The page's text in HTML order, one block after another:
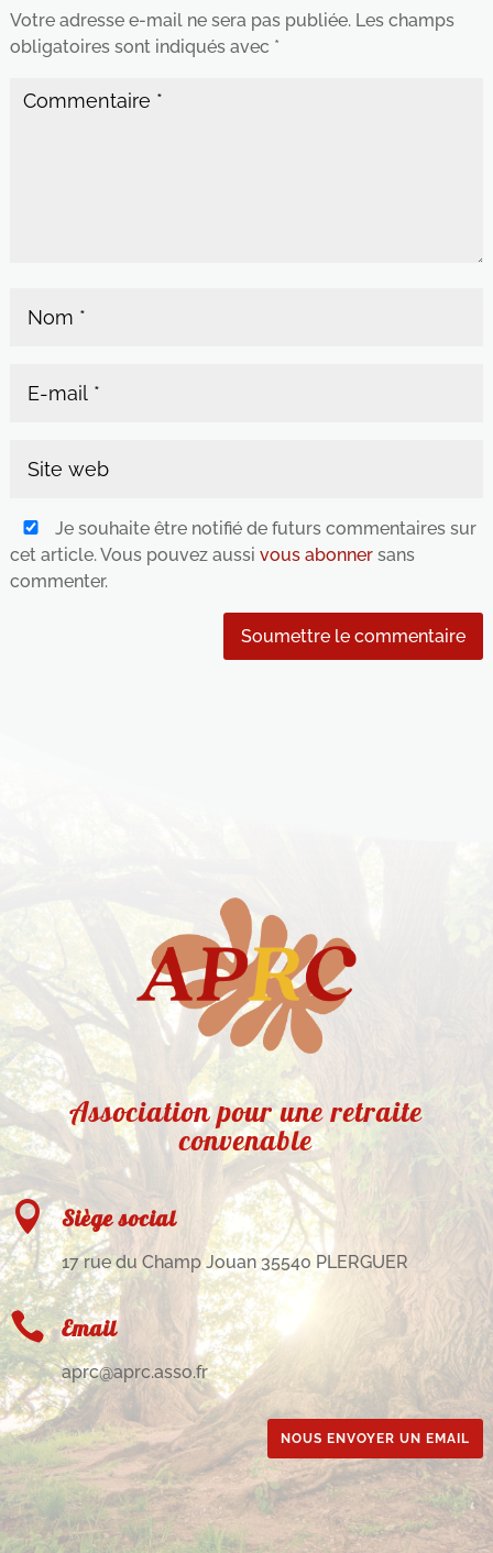
Votre adresse e-mail ne sera pas publiée. Les champs
obligatoires sont indiqués avec *
Je souhaite être notifié de futurs commentaires sur
cet article. Vous pouvez aussi vous abonnersans
commenter.
Soumettre le commentaire
Association pour une retraite
convenable
 Siège social
17 rue du Champ Jouan 35540 PLERGUER
 Email
aprc@aprc.asso.fr
NOUS ENVOYER UN EMAIL